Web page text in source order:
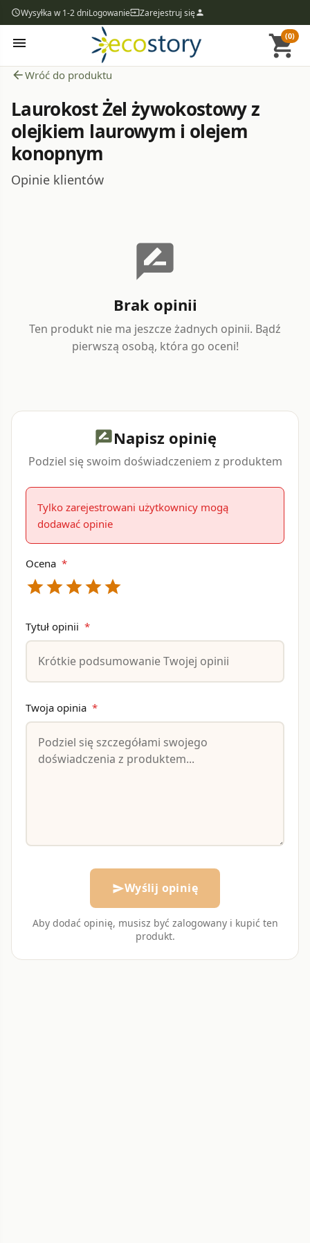
access_timeWysyłka w 1-2 dniLogowanieinputZarejestruj sięperson
menu shopping_cart
(0)
arrow_backWróć do produktu
Laurokost Żel żywokostowy z
olejkiem laurowym i olejem
konopnym
Opinie klientów
rate_review
Brak opinii
Ten produkt nie ma jeszcze żadnych opinii. Bądź
pierwszą osobą, która go oceni!
rate_reviewNapisz opinię
Podziel się swoim doświadczeniem z produktem
Tylko zarejestrowani użytkownicy mogą
dodawać opinie
Ocena *
star
star
star
star
star
Tytuł opinii *
Twoja opinia *
sendWyślij opinię
Aby dodać opinię, musisz być zalogowany i kupić ten
produkt.